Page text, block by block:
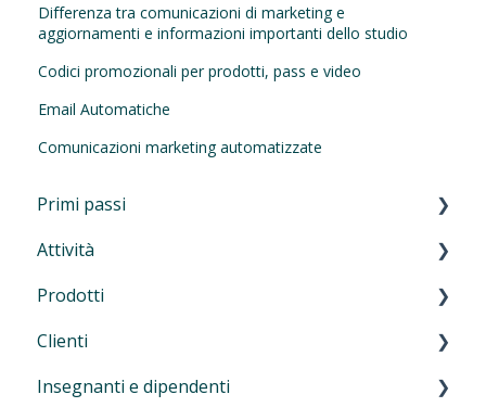
Differenza tra comunicazioni di marketing e
aggiornamenti e informazioni importanti dello studio
Codici promozionali per prodotti, pass e video
Email Automatiche
Comunicazioni marketing automatizzate
Primi passi
Primi passi
Navigazione nel manager
Autenticazione a più fattori (MFA)
Eversports Manager sul tuo telefono
Attività
Introduzione alle attività
Lezioni e allenamenti
Corsi, workshop, eventi, camp, ritiri e
Prodotti
Introduzione
Carnet e abbonamenti
Clienti
Introduzione
Insegnanti e dipendenti